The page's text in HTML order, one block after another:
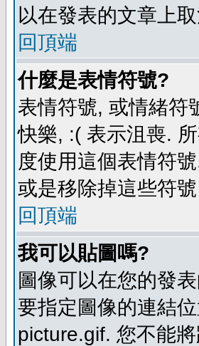
以在發表的文章上
回頂端
什麼是表情符號?
表情符號, 或情緒符
快樂, :( 表示沮喪.
度使用這個表情符
或是移除掉這些符號
回頂端
我可以貼圖嗎?
圖像可以在您的發
要指定圖像的連結
picture.gif. 您不能